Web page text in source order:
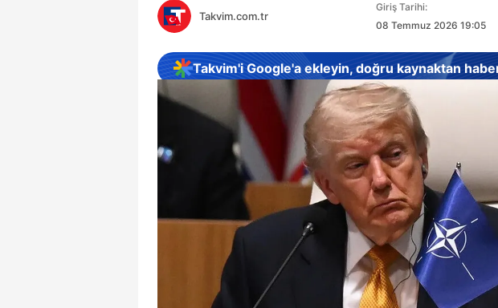
Takvim.com.tr
Giriş Tarihi:
08 Temmuz 2026 19:05
Takvim'i Google'a ekleyin, doğru kaynaktan